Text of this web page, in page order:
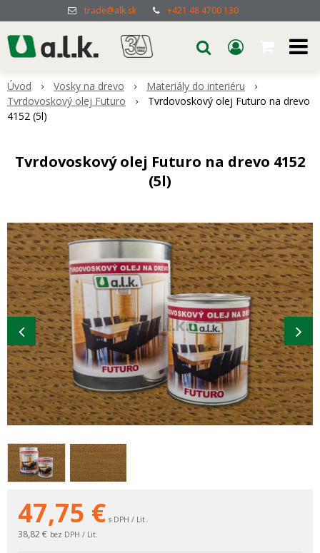
trade@alk.sk +421 48 4700 130
Úvod Vosky na drevo
Materiály do interiéru
Tvrdovoskový olej Futuro
Tvrdovoskový olej Futuro na drevo
4152 (5l)
Tvrdovoskový olej Futuro na drevo 4152
(5l)
47,75 € s DPH / Lit.
38,82 € bez DPH / Lit.